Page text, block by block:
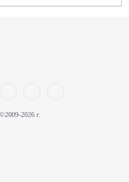
©2009-2026 г.